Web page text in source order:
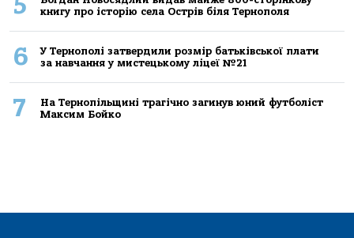
книгу про історію села Острів біля Тернополя
6
У Тернополі затвердили розмір батьківської плати
за навчання у мистецькому ліцеї №21
7
На Тернопільщині трагічно загинув юний футболіст
Максим Бойко